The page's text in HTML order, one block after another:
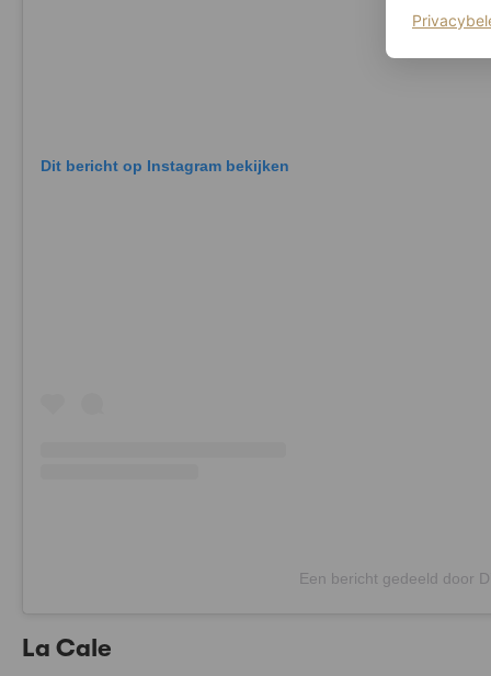
Dit bericht op Instagram bekijken
Een bericht gedeeld door
La Cale